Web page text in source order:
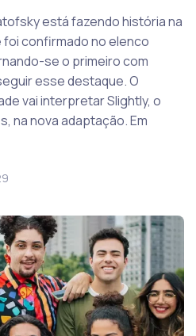
está fazendo história na
foi confirmado no elenco
se o primeiro com
esse destaque. O
vai interpretar Slightly, o
na nova adaptação. Em